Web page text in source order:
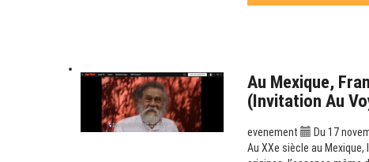
Au Mexique,
(Invitation Au
evenement
Du 17
Au XXe siècle au